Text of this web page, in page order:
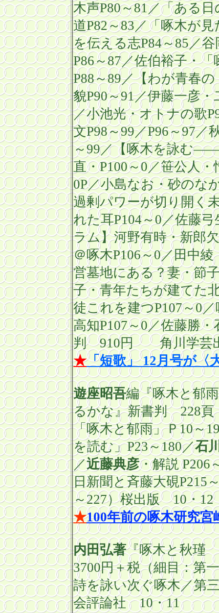
木声P80～81／「ある日
道P82～83／「啄木が見
を伝える志P84～85／谷
P86～87／佐伯裕子・
P88～89／【わが青春の
貌P90～91／伊藤一彦・
／小池光・オトナの歌
文P98～99／P96～97／
～99／【啄木を詠む――
直・P100～0／笹公人
0P／小島なお・砂のな
過剰パワーが切り開く
れた耳P104～0／佐藤弓
ラム】河野有時・新郎欠
＠啄木P106～0／田中綾
営墓地にある？妻・節
子・青年たちが建てた
徒これを建つP107～0
高知P107～0／佐藤勝・
判910円 角川学芸
★「短歌」 12月号が
遊座昭吾編『啄木と郁
るかな』新書判228
「啄木と郁雨」Ｐ10～
を読む」P23～180／石
／近藤典彦・解説 P206
日新聞と斉藤大硯P215
～227）桜出版 10・12
★100年前の啄木研究
内田弘著『啄木と秋瑾
3700円＋税（細目：第
詩を詠い次ぐ啄木／第
会評論社10・11